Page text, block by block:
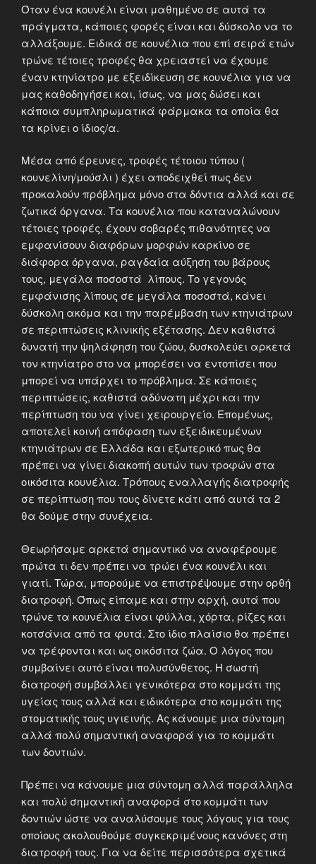
Όταν ένα κουνέλι είναι μαθημένο σε αυτά τα
πράγματα, κάποιες φορές είναι και δύσκολο να το
αλλάξουμε. Ειδικά σε κουνέλια που επί σειρά ετών
τρώνε τέτοιες τροφές θα χρειαστεί να έχουμε
έναν κτηνίατρο με εξειδίκευση σε κουνέλια για να
μας καθοδηγήσει και, ίσως, να μας δώσει και
κάποια συμπληρωματικά φάρμακα τα οποία θα
τα κρίνει ο ίδιος/α.
Μέσα από έρευνες, τροφές τέτοιου τύπου (
κουνελίνη/μούσλι ) έχει αποδειχθεί πως δεν
προκαλούν πρόβλημα μόνο στα δόντια αλλά και σε
ζωτικά όργανα. Τα κουνέλια που καταναλώνουν
τέτοιες τροφές, έχουν σοβαρές πιθανότητες να
εμφανίσουν διαφόρων μορφών καρκίνο σε
διάφορα όργανα, ραγδαία αύξηση του βάρους
τους, μεγάλα ποσοστά λίπους. Το γεγονός
εμφάνισης λίπους σε μεγάλα ποσοστά, κάνει
δύσκολη ακόμα και την παρέμβαση των κτηνιάτρων
σε περιπτώσεις κλινικής εξέτασης. Δεν καθιστά
δυνατή την ψηλάφηση του ζώου, δυσκολεύει αρκετά
τον κτηνίατρο στο να μπορέσει να εντοπίσει που
μπορεί να υπάρχει το πρόβλημα. Σε κάποιες
περιπτώσεις, καθιστά αδύνατη μέχρι και την
περίπτωση του να γίνει χειρουργείο. Επομένως,
αποτελεί κοινή απόφαση των εξειδικευμένων
κτηνιάτρων σε Ελλάδα και εξωτερικό πως θα
πρέπει να γίνει διακοπή αυτών των τροφών στα
οικόσιτα κουνέλια. Τρόπους εναλλαγής διατροφής
σε περίπτωση που τους δίνετε κάτι από αυτά τα 2
θα δούμε στην συνέχεια.
Θεωρήσαμε αρκετά σημαντικό να αναφέρουμε
πρώτα τι δεν πρέπει να τρώει ένα κουνέλι και
γιατί. Τώρα, μπορούμε να επιστρέψουμε στην ορθή
διατροφή. Όπως είπαμε και στην αρχή, αυτά που
τρώνε τα κουνέλια είναι φύλλα, χόρτα, ρίζες και
κοτσάνια από τα φυτά. Στο ίδιο πλαίσιο θα πρέπει
να τρέφονται και ως οικόσιτα ζώα. Ο λόγος που
συμβαίνει αυτό είναι πολυσύνθετος. Η σωστή
διατροφή συμβάλλει γενικότερα στο κομμάτι της
υγείας τους αλλά και ειδικότερα στο κομμάτι της
στοματικής τους υγιεινής. Ας κάνουμε μια σύντομη
αλλά πολύ σημαντική αναφορά για το κομμάτι
των δοντιών.
Πρέπει να κάνουμε μια σύντομη αλλά παράλληλα
και πολύ σημαντική αναφορά στο κομμάτι των
δοντιών ώστε να αναλύσουμε τους λόγους για τους
οποίους ακολουθούμε συγκεκριμένους κανόνες στη
διατροφή τους. Για να δείτε περισσότερα σχετικά